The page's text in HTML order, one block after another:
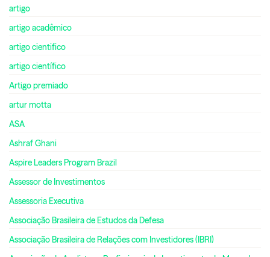
artigo
artigo acadêmico
artigo cientifico
artigo científico
Artigo premiado
artur motta
ASA
Ashraf Ghani
Aspire Leaders Program Brazil
Assessor de Investimentos
Assessoria Executiva
Associação Brasileira de Estudos da Defesa
Associação Brasileira de Relações com Investidores (IBRI)